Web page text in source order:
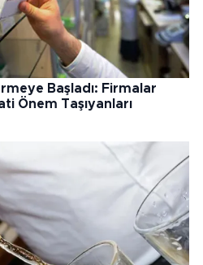
Başladı: Firmalar
Önem Taşıyanları